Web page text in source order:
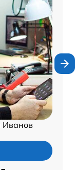
Иванов